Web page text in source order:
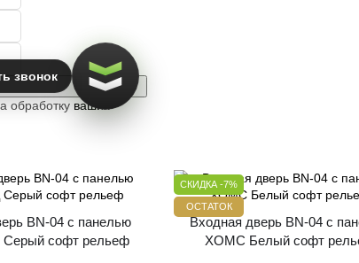
обработку ваших
звонок
BN-04 с панелью
софт рельеф
СКИДКА -7%
ОСТАТОК
Входная дверь BN-04 с
ХОМС Белый софт